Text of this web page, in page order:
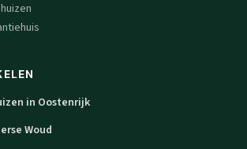
in Oostenrijk
Woud